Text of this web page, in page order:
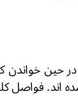
حین
اند. فواصل